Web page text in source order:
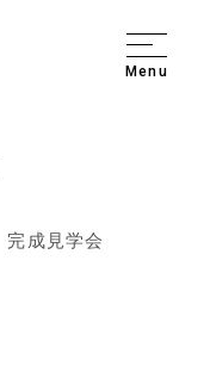
Menu
完成見学会